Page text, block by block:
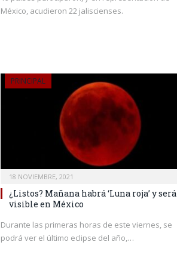
México, acudieron 22 jaliscienses.
PRINCIPAL
18 NOVIEMBRE, 2021
¿Listos? Mañana habrá ‘Luna roja’ y será
visible en México
Durante las primeras horas de este viernes, se
podrá ver el último eclipse del año,…